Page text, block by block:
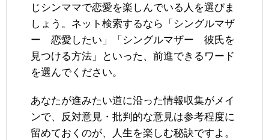
じシンママで恋愛を楽しんでいる人を選びま
しょう。ネット検索するなら「シングルマザ
ー 恋愛したい」「シングルマザー 彼氏を
見つける方法」といった、前進できるワード
を選んでください。
あなたが進みたい道に沿った情報収集がメイ
ンで、反対意見・批判的な意見は参考程度に
留めておくのが、人生を楽しむ秘訣ですよ。